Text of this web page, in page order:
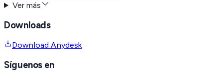
Ver más
Downloads
Download Anydesk
Síguenos en